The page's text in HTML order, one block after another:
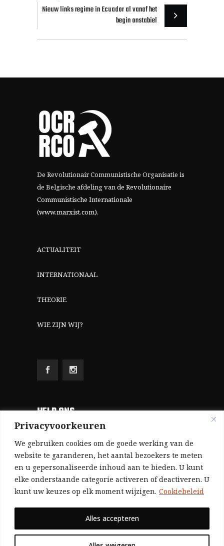
Privacyvoorkeuren
We gebruiken cookies om de goede werking van de
website te garanderen, het aantal bezoekers te meten
en u gepersonaliseerde inhoud aan te bieden. U kunt
elke onderstaande categorie activeren of deactiveren. U
kunt uw keuzes op elk moment wijzigen. Cookiebeleid
Alles accepteren
Nieuw links regime in Ecuador al vanaf het
begin onstabiel
De Revolutionair Communistische Organisatie is
de Belgische afdeling vande Revolutionaire
Communistische Internationale
(www.marxist.com).
ACTUALITEIT
INTERNATIONAAL
THEORIE
WIE ZIJN WIJ?
HELP ONS
Aangezien we volledig zelf gefinancierd zijn
(zonder subsidies, zonder commerciële
advertenties en zonder rijke sponsors), zijn we
voor de publicatie van ons tijdschrift uitsluitend
afhankelijk van de financiële steun van onze
Bij voorbaat dank voor uw solidariteit.